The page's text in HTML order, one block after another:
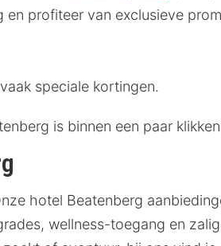
profiteer van exclusieve
speciale kortingen.
is binnen een paar
hotel Beatenberg
wellness-toegang en